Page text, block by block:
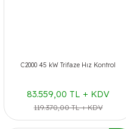
C2000 45 kW Trifaze Hız Kontrol
83.559,00 TL + KDV
119.370,00 TL + KDV